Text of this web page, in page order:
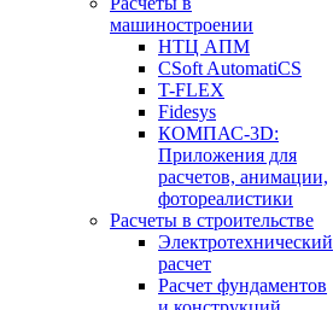
машиностроении
НТЦ АПМ
CSoft AutomatiCS
T-FLEX
Fidesys
КОМПАС-3D:
Приложения для
расчетов, анимации,
фотореалистики
Расчеты в строительстве
Электротехнический
расчет
Расчет фундаментов